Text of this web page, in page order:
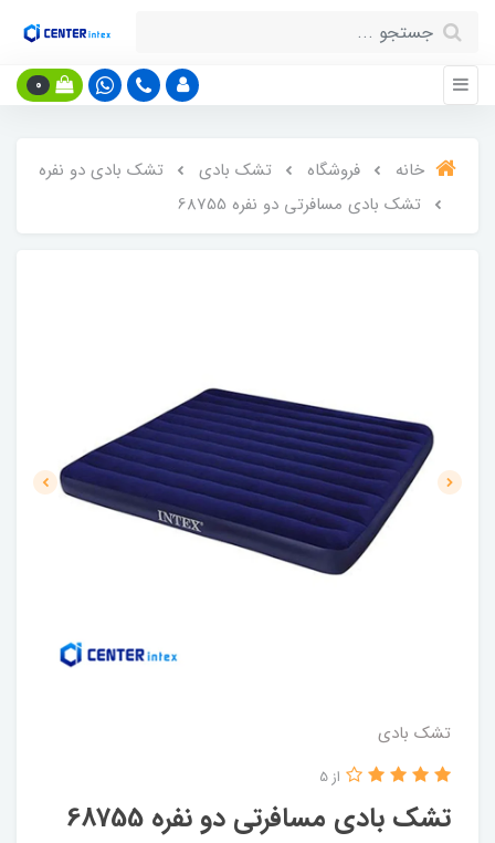
0
خانه فروشگاه تشک بادی
تشک بادی دو نفره
تشک بادی مسافرتی دو نفره 68755
تشک بادی
تشک بادی مسافرتی دو نفره 68755
از 5